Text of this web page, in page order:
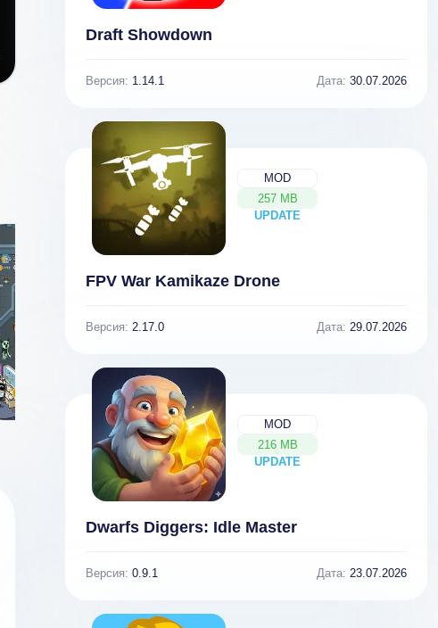
Draft Showdown
Версия: 1.14.1 Дата: 30.07.2026
MOD
257 MB
UPDATE
NEW
FPV War Kamikaze Drone
Версия: 2.17.0 Дата: 29.07.2026
MOD
216 MB
UPDATE
NEW
Dwarfs Diggers: Idle Master
Версия: 0.9.1 Дата: 23.07.2026